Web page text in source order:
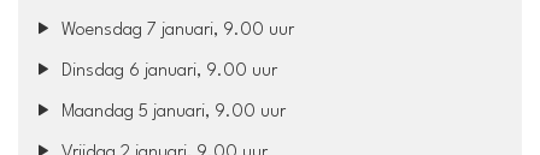
Woensdag 7 januari, 9.00 uur
Dinsdag 6 januari, 9.00 uur
Maandag 5 januari, 9.00 uur